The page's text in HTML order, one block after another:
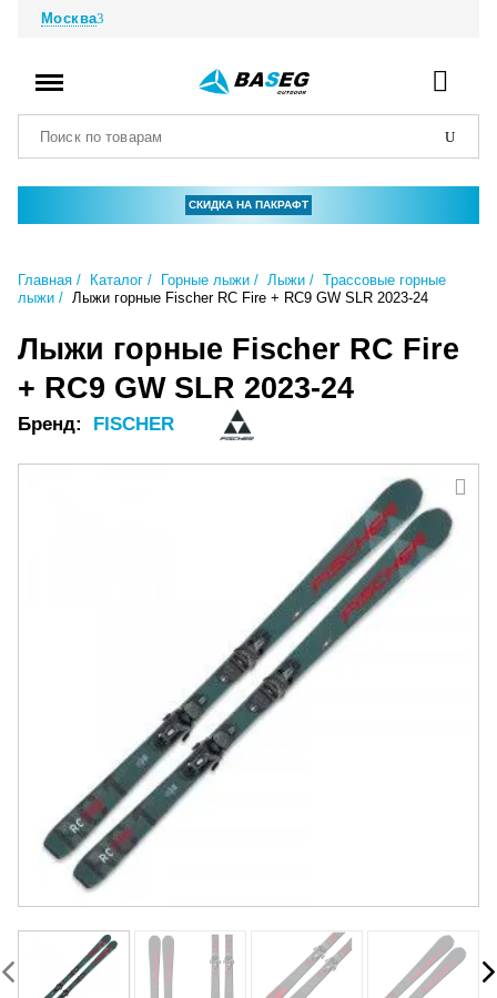
Москва
СКИДКА НА ПАКРАФТ
Главная Каталог Горные лыжи Лыжи
Трассовые горные
лыжи
Лыжи горные Fischer RC Fire + RC9 GW SLR 2023-24
Лыжи горные Fischer RC Fire
+ RC9 GW SLR 2023-24
Бренд: FISCHER